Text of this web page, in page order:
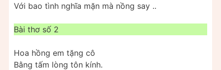
Với bao tình nghĩa mặn mà nồng say ..
Bài thơ số 2
Hoa hồng em tặng cô
Bằng tấm lòng tôn kính.